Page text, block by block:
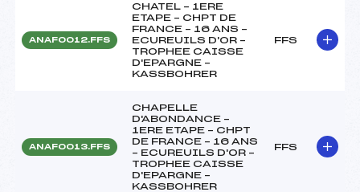
ANAF0012.FFS
CHATEL – 1ERE
ETAPE – CHPT DE
FRANCE – 16 ANS –
ECUREUILS D'OR –
TROPHEE CAISSE
D'EPARGNE –
KASSBOHRER
FFS
ANAF0013.FFS
CHAPELLE
D'ABONDANCE –
1ERE ETAPE – CHPT
DE FRANCE – 16 ANS
– ECUREUILS D'OR –
TROPHEE CAISSE
D'EPARGNE –
KASSBOHRER
FFS